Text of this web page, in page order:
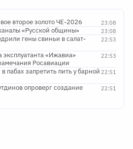
23:08
второе золото ЧЕ-2026
23:08
«Русской общины»
22:53
гены свиньи в салат-
22:53
«Ижавиа»
Росавиации
22:51
пабах запретить пить у барной
22:51
опроверг создание